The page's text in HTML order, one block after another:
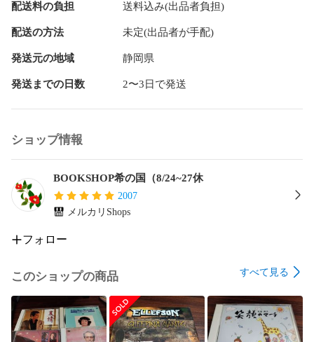
配送料の負担 送料込み(出品者負担)
配送の方法 未定(出品者が手配)
発送元の地域 静岡県
発送までの日数 2〜3日で発送
ショップ情報
BOOKSHOP希の国（8/24~27休
2007
メルカリShops
フォロー
このショップの商品 すべて見る